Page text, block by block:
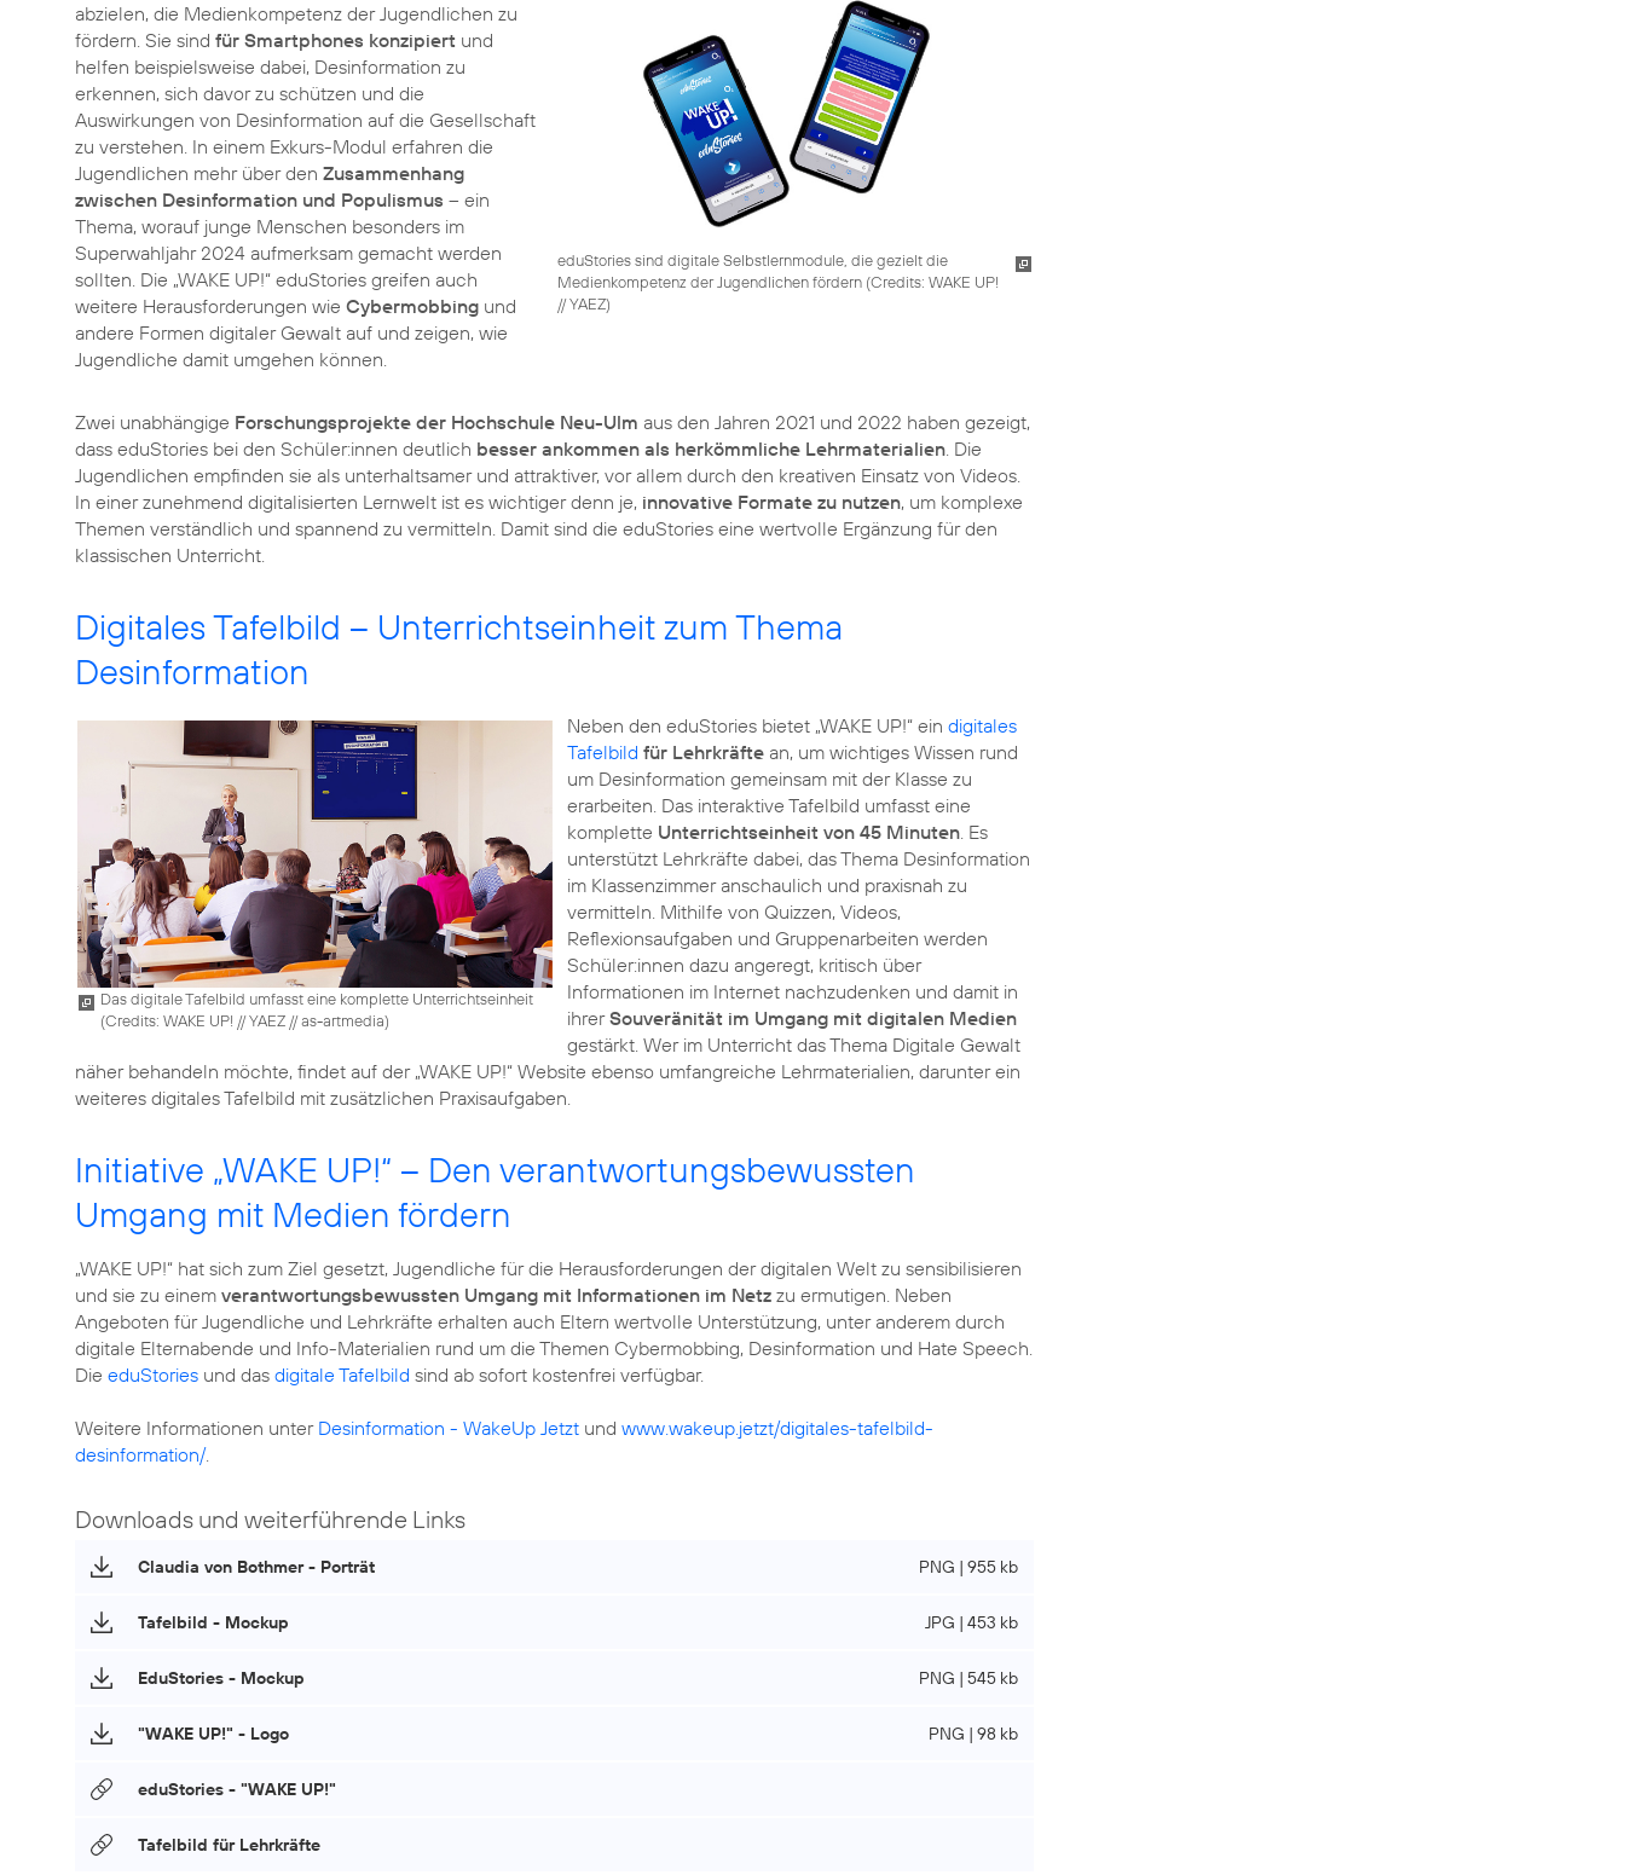
eduStories sind digitale Selbstlernmodule, die gezielt die
Medienkompetenz der Jugendlichen fördern (Credits: WAKE UP!
// YAEZ)
abzielen, die Medienkompetenz der Jugendlichen zu
fördern. Sie sind für Smartphones konzipiert und
helfen beispielsweise dabei, Desinformation zu
erkennen, sich davor zu schützen und die
Auswirkungen von Desinformation auf die Gesellschaft
zu verstehen. In einem Exkurs-Modul erfahren die
Jugendlichen mehr über den Zusammenhang
zwischen Desinformation und Populismus – ein
Thema, worauf junge Menschen besonders im
Superwahljahr 2024 aufmerksam gemacht werden
sollten. Die „WAKE UP!“ eduStories greifen auch
weitere Herausforderungen wie Cybermobbing und
andere Formen digitaler Gewalt auf und zeigen, wie
Jugendliche damit umgehen können.
Zwei unabhängige Forschungsprojekte der Hochschule Neu-Ulm aus den Jahren 2021 und 2022 haben gezeigt,
dass eduStories bei den Schüler:innen deutlich besser ankommen als herkömmliche Lehrmaterialien. Die
Jugendlichen empfinden sie als unterhaltsamer und attraktiver, vor allem durch den kreativen Einsatz von Videos.
In einer zunehmend digitalisierten Lernwelt ist es wichtiger denn je, innovative Formate zu nutzen, um komplexe
Themen verständlich und spannend zu vermitteln. Damit sind die eduStories eine wertvolle Ergänzung für den
klassischen Unterricht.
Digitales Tafelbild – Unterrichtseinheit zum Thema
Desinformation
Das digitale Tafelbild umfasst eine komplette Unterrichtseinheit
(Credits: WAKE UP! // YAEZ // as-artmedia)
Neben den eduStories bietet „WAKE UP!“ ein digitales
Tafelbild für Lehrkräftean, um wichtiges Wissen rund
um Desinformation gemeinsam mit der Klasse zu
erarbeiten. Das interaktive Tafelbild umfasst eine
komplette Unterrichtseinheit von 45 Minuten. Es
unterstützt Lehrkräfte dabei, das Thema Desinformation
im Klassenzimmer anschaulich und praxisnah zu
vermitteln. Mithilfe von Quizzen, Videos,
Reflexionsaufgaben und Gruppenarbeiten werden
Schüler:innen dazu angeregt, kritisch über
Informationen im Internet nachzudenken und damit in
ihrerSouveränität im Umgang mit digitalen Medien
gestärkt. Wer im Unterricht das Thema Digitale Gewalt
näher behandeln möchte, findet auf der „WAKE UP!“ Website ebenso umfangreiche Lehrmaterialien, darunter ein
weiteres digitales Tafelbild mit zusätzlichen Praxisaufgaben.
Initiative „WAKE UP!“ – Den verantwortungsbewussten
Umgang mit Medien fördern
„WAKE UP!“ hat sich zum Ziel gesetzt, Jugendliche für die Herausforderungen der digitalen Welt zu sensibilisieren
und sie zu einem verantwortungsbewussten Umgang mit Informationen im Netz zu ermutigen. Neben
Angeboten für Jugendliche und Lehrkräfte erhalten auch Eltern wertvolle Unterstützung, unter anderem durch
digitale Elternabende und Info-Materialien rund um die Themen Cybermobbing, Desinformation und Hate Speech.
Die eduStories und das digitale Tafelbild sind ab sofort kostenfrei verfügbar.
Weitere Informationen unter Desinformation - WakeUp Jetzt und www.wakeup.jetzt/digitales-tafelbild-
desinformation/.
Downloads und weiterführende Links
Claudia von Bothmer - Porträt PNG | 955 kb
Tafelbild - Mockup JPG | 453 kb
EduStories - Mockup PNG | 545 kb
"WAKE UP!" - Logo PNG | 98 kb
eduStories - "WAKE UP!"
Tafelbild für Lehrkräfte